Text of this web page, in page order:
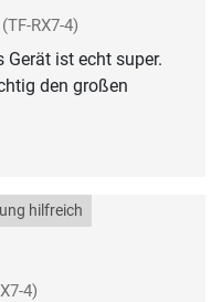
(TF-RX7-4)
Gerät ist echt super.
den großen
hilfreich
4)